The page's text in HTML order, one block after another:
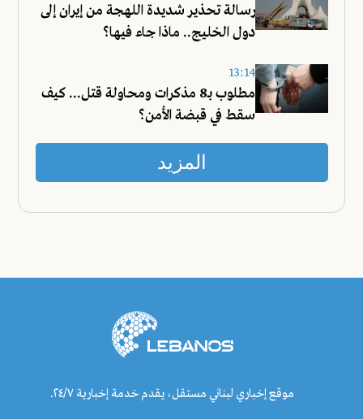
رسالة تحذير شديدة اللهجة من إيران إلى
دول الخليج.. ماذا جاء فيها؟
13:14
مطلوب بـ8 مذكرات ومحاولة قتل... كيف
سقط في قبضة الأمن؟
المزيد
موقع إخباري لبناني مستقل، يقدم خدمة إخبارية ٢٤/٧.